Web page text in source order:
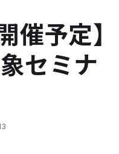
催予定】
セミナ